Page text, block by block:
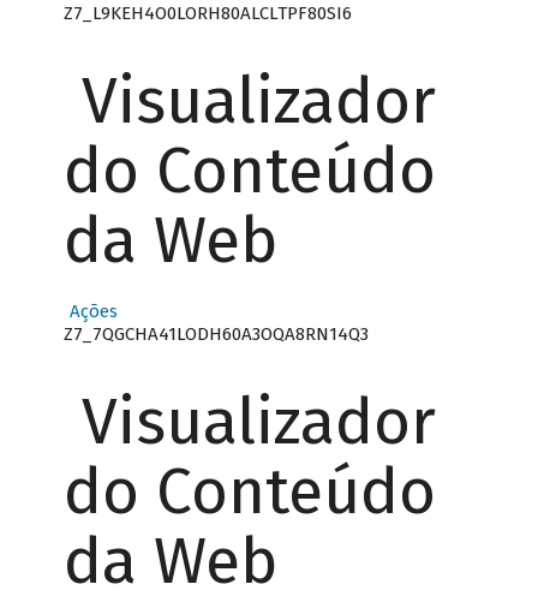
Z7_L9KEH4O0LORH80ALCLTPF80SI6
Visualizador
do Conteúdo
da Web
Ações
Z7_7QGCHA41LODH60A3OQA8RN14Q3
Visualizador
do Conteúdo
da Web